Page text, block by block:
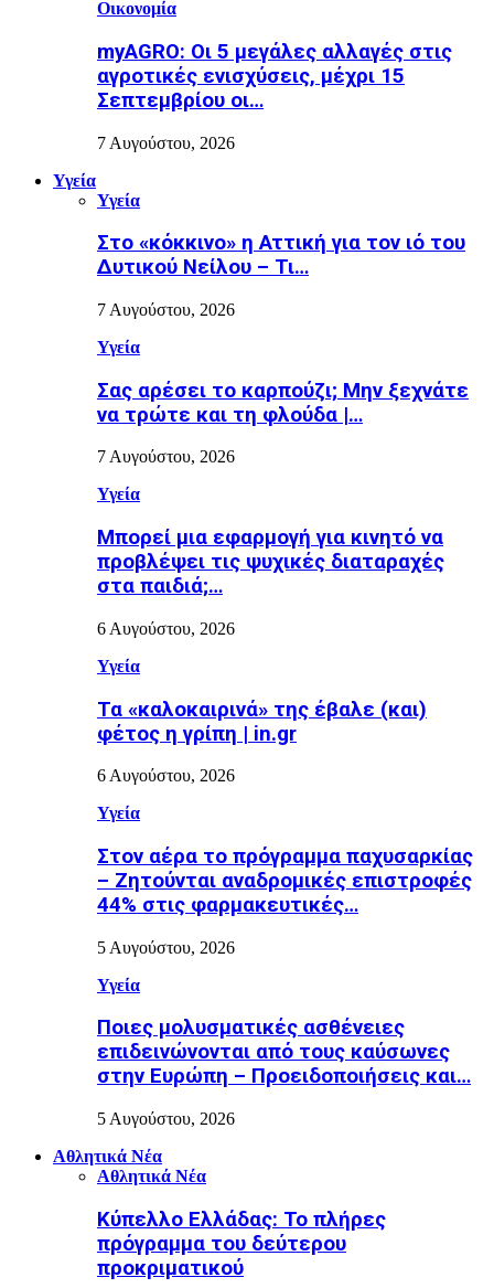
Οικονομία
myAGRO: Οι 5 μεγάλες αλλαγές στις
αγροτικές ενισχύσεις, μέχρι 15
Σεπτεμβρίου οι…
7 Αυγούστου, 2026
Υγεία
Υγεία
Στο «κόκκινο» η Αττική για τον ιό του
Δυτικού Νείλου – Τι…
7 Αυγούστου, 2026
Υγεία
Σας αρέσει το καρπούζι; Μην ξεχνάτε
να τρώτε και τη φλούδα |…
7 Αυγούστου, 2026
Υγεία
Μπορεί μια εφαρμογή για κινητό να
προβλέψει τις ψυχικές διαταραχές
στα παιδιά;…
6 Αυγούστου, 2026
Υγεία
Τα «καλοκαιρινά» της έβαλε (και)
φέτος η γρίπη | in.gr
6 Αυγούστου, 2026
Υγεία
Στον αέρα το πρόγραμμα παχυσαρκίας
– Ζητούνται αναδρομικές επιστροφές
44% στις φαρμακευτικές…
5 Αυγούστου, 2026
Υγεία
Ποιες μολυσματικές ασθένειες
επιδεινώνονται από τους καύσωνες
στην Ευρώπη – Προειδοποιήσεις και…
5 Αυγούστου, 2026
Αθλητικά Νέα
Αθλητικά Νέα
Κύπελλο Ελλάδας: Το πλήρες
πρόγραμμα του δεύτερου
προκριματικού